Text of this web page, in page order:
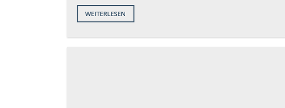
WEITERLESEN